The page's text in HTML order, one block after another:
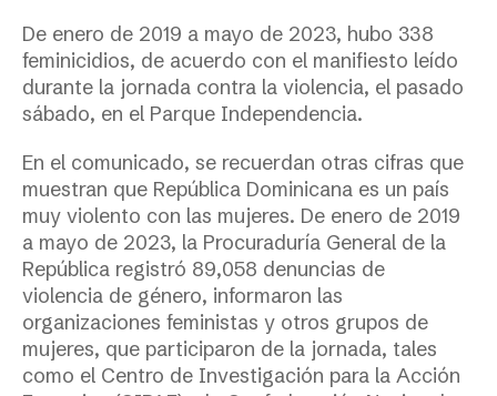
De enero de 2019 a mayo de 2023, hubo 338
feminicidios, de acuerdo con el manifiesto leído
durante la jornada contra la violencia, el pasado
sábado, en el Parque Independencia.
En el comunicado, se recuerdan otras cifras que
muestran que República Dominicana es un país
muy violento con las mujeres. De enero de 2019
a mayo de 2023, la Procuraduría General de la
República registró 89,058 denuncias de
violencia de género, informaron las
organizaciones feministas y otros grupos de
mujeres, que participaron de la jornada, tales
como el Centro de Investigación para la Acción